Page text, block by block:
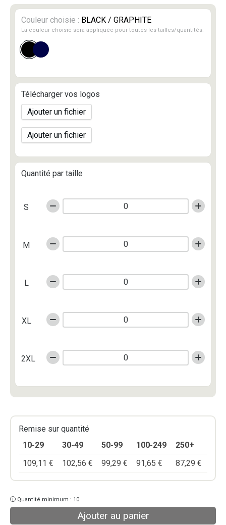
Couleur choisie : BLACK / GRAPHITE
La couleur choisie sera appliquée pour toutes les tailles/quantités.
Télécharger vos logos
Ajouter un fichier
Ajouter un fichier
Quantité par taille
S
M
L
XL
2XL
Remise sur quantité
10-29
30-49 50-99 100-249
250+
109,11 € 102,56 € 99,29 € 91,65 € 87,29 €
Quantité minimum : 10
Ajouter au panier